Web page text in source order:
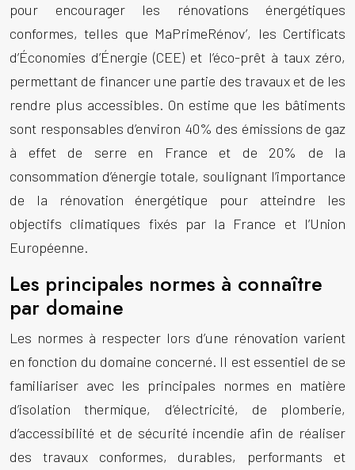
pour encourager les rénovations énergétiques
conformes, telles que MaPrimeRénov’, les Certificats
d’Économies d’Énergie (CEE) et l’éco-prêt à taux zéro,
permettant de financer une partie des travaux et de les
rendre plus accessibles. On estime que les bâtiments
sont responsables d’environ 40% des émissions de gaz
à effet de serre en France et de 20% de la
consommation d’énergie totale, soulignant l’importance
de la rénovation énergétique pour atteindre les
objectifs climatiques fixés par la France et l’Union
Européenne.
Les principales normes à connaître
par domaine
Les normes à respecter lors d’une rénovation varient
en fonction du domaine concerné. Il est essentiel de se
familiariser avec les principales normes en matière
d’isolation thermique, d’électricité, de plomberie,
d’accessibilité et de sécurité incendie afin de réaliser
des travaux conformes, durables, performants et